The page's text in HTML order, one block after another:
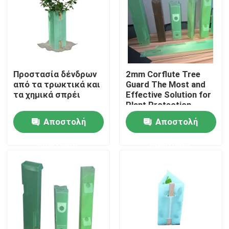
Σχετικά με εμάς
Επισκέψεις στο εργοστάσιο
Έλεγχος ποιότητας
Επικοινωνήστε μαζί μας
Ειδήσεις
Υποθέσεις
Κυματοειδές πλαστικό φύλλο
ζώα που ψάχνουν
τροφή, με
προσαρμόσιμα
μεγέθη και
προαιρετική
λογότυπου
δενδρυλλίων
Προστασία δένδρων
από τα τρωκτικά και
τα χημικά σπρέι
Αποστολή
2mm Corflute Tree
Guard The Most and
Effective Solution for
Plant Protection
Αποστολή